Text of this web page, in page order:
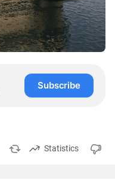
Subscribe
Statistics